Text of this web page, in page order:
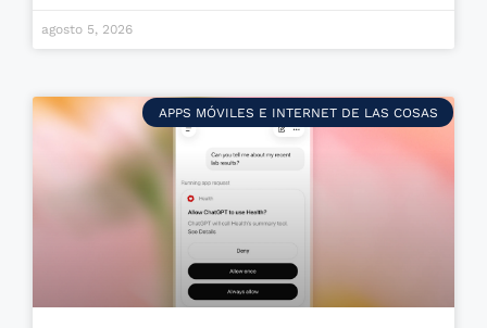
agosto 5, 2026
APPS MÓVILES E INTERNET DE LAS COSAS